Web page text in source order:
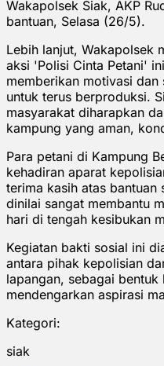
Wakapolsek Siak, AKP
bantuan, Selasa (26/5).
Lebih lanjut, Wakapolsek
aksi 'Polisi Cinta Petani'
memberikan motivasi
untuk terus berproduksi.
masyarakat diharapkan
kampung yang aman,
Para petani di Kampung
kehadiran aparat
terima kasih atas
dinilai sangat membantu
hari di tengah kesibukan
Kegiatan bakti sosial ini
antara pihak kepolisian
lapangan, sebagai
mendengarkan aspirasi
Kategori:
siak